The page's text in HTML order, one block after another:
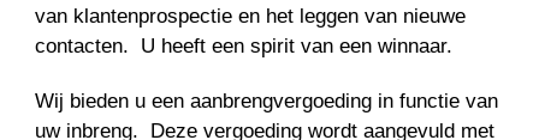
van klantenprospectie en het leggen van nieuwe
contacten. U heeft een spirit van een winnaar.
Wij bieden u een aanbrengvergoeding in functie van
uw inbreng. Deze vergoeding wordt aangevuld met